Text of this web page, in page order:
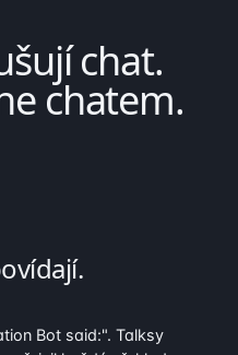
chat.
chatem.
Bot said:". Talksy